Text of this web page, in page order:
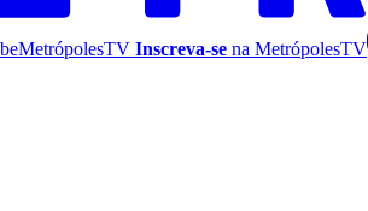
MetrópolesTV Inscreva-se na MetrópolesTV